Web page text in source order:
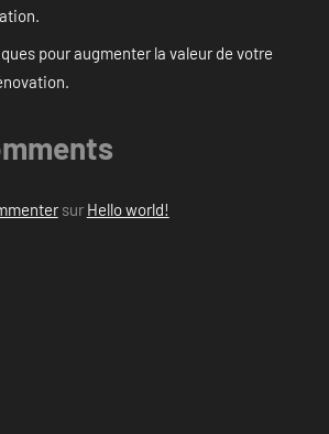
pour augmenter la valeur de votre
sur Hello world!